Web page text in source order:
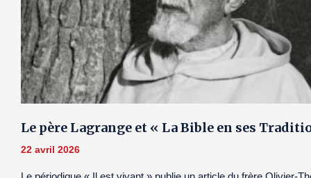
Le père Lagrange et « La Bible en ses
22 avril 2026